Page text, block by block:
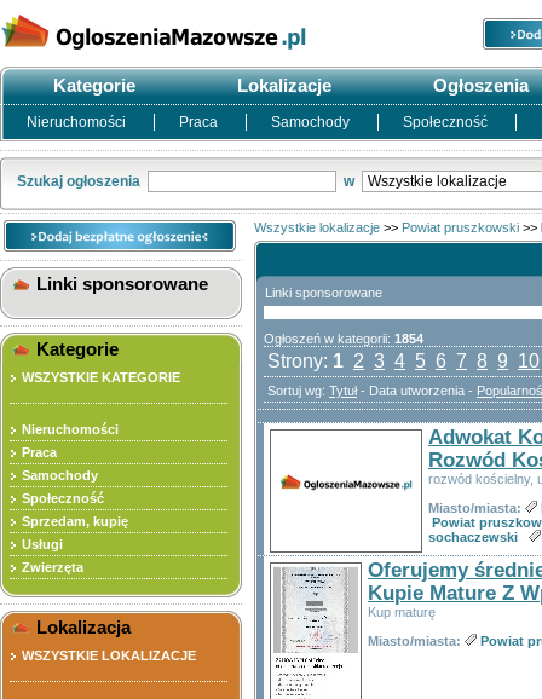
Kategorie Lokalizacje Ogłoszenia
Nieruchomości Praca Samochody Społeczność
Szukaj ogłoszenia w
Linki sponsorowane
Kategorie
WSZYSTKIE KATEGORIE
Nieruchomości
Praca
Samochody
Społeczność
Sprzedam, kupię
Usługi
Zwierzęta
Lokalizacja
WSZYSTKIE LOKALIZACJE
Wszystkie lokalizacje >> Powiat pruszkowski >>
Linki sponsorowane
Ogłoszeń w kategorii: 1854
Strony: 1 2 3 4 5 6 7 8 9 10
Sortuj wg: Tytuł- Data utworzenia -
Adwokat
Rozwód
rozwód kościelny,
Miasto/miasta:
Powiat
sochaczewski
Oferujemy
Kupie Mature Z
Kup maturę
Miasto/miasta:
Powiat